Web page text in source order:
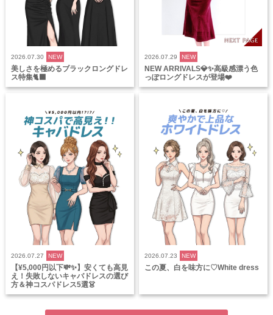
2026.07.30 NEW
美しさを極めるブラックロングドレ
ス特集🐈‍⬛
2026.07.29 NEW
NEW ARRIVALS💎✨高級感漂う色
っぽロングドレスが登場❤️
2026.07.27 NEW
【¥5,000円以下💸✨】安くても高見
え！失敗しないキャバドレスの選び
方＆神コスパドレス5選👗
2026.07.23 NEW
この夏、白を味方に♡White dress